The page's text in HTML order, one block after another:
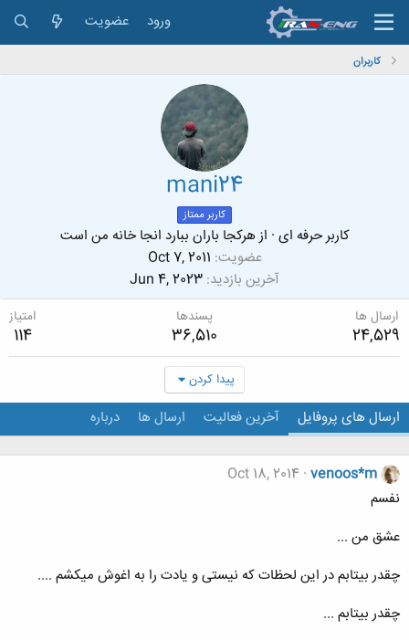
ورود عضویت
کاربران
mani24
کاربر ممتاز
کاربر حرفه ای · ازهرکجا باران ببارد انجا خانه من است
عضویت Oct 7, 2011
آخرین بازدید Jun 4, 2023
ارسال ها
24,529
پسندها
36,510
امتیاز
114
پیدا کردن
ارسال های پروفایل آخرین فعالیت ارسال ها درباره
venoos*m
Oct 18, 2014
نفسم
عشق من ...
چقدر بیتابم در این لحظات که نیستی و یادت را به اغوش میکشم ....
چقدر بیتابم ...